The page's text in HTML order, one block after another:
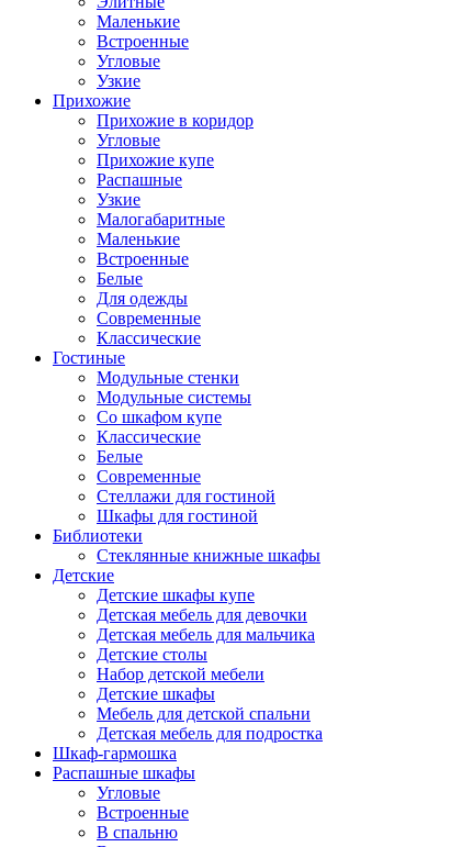
Маленькие
Встроенные
Угловые
Узкие
Прихожие
Прихожие в коридор
Угловые
Прихожие купе
Распашные
Узкие
Малогабаритные
Маленькие
Встроенные
Белые
Для одежды
Современные
Классические
Гостиные
Модульные стенки
Модульные системы
Со шкафом купе
Классические
Белые
Современные
Стеллажи для гостиной
Шкафы для гостиной
Библиотеки
Стеклянные книжные шкафы
Детские
Детские шкафы купе
Детская мебель для девочки
Детская мебель для мальчика
Детские столы
Набор детской мебели
Детские шкафы
Мебель для детской спальни
Детская мебель для подростка
Шкаф-гармошка
Распашные шкафы
Угловые
Встроенные
В спальню